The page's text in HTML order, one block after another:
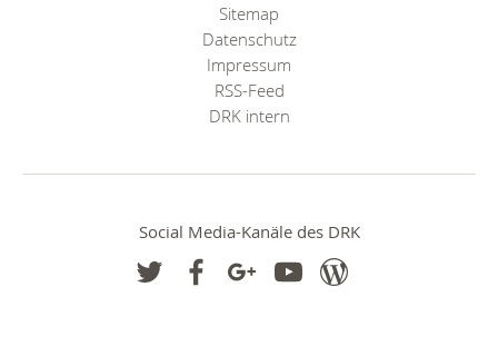
Sitemap
Datenschutz
Impressum
RSS-Feed
DRK intern
Social Media-Kanäle des DRK